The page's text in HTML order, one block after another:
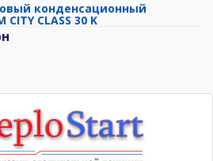
конденсационный
CITY CLASS 30 K